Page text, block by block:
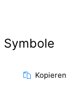
Kopieren